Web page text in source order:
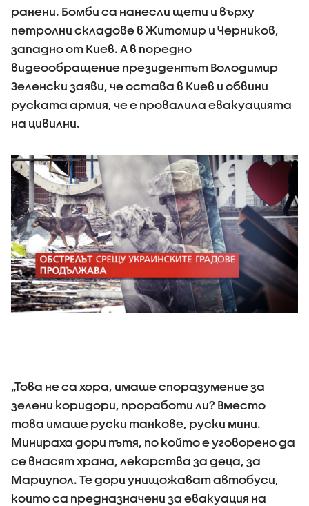
ранени. Бомби са нанесли щети и върху
петролни складове в Житомир и Черников,
западно от Киев. А в поредно
видеообращение президентът Володимир
Зеленски заяви, че остава в Киев и обвини
руската армия, че е провалила евакуацията
на цивилни.
„Това не са хора, имаше споразумение за
зелени коридори, проработи ли? Вместо
това имаше руски танкове, руски мини.
Минираха дори пътя, по който е уговорено да
се внасят храна, лекарства за деца, за
Мариупол. Те дори унищожават автобуси,
които са предназначени за евакуация на